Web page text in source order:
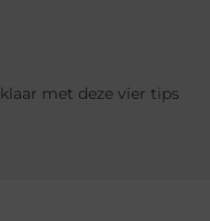
met deze vier tips